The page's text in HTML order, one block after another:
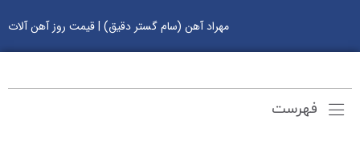
مهراد آهن (سام گستر دقیق) | قیمت روز آهن آلات
فهرست